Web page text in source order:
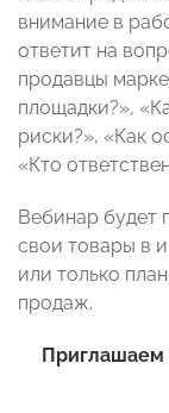
внимание в
ответит на
продавцы
площадки?»,
риски?», «Как
«Кто
Вебинар будет
свои товары в
или только
продаж.
Приглашаем